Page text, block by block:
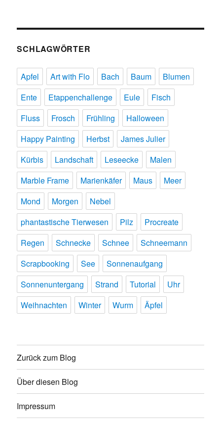
SCHLAGWÖRTER
Apfel Art with Flo Bach Baum
Blumen
Ente
Etappenchallenge Eule
Fisch
Fluss
Frosch Frühling
Halloween
Happy Painting
Herbst
James Julier
Kürbis
Landschaft Leseecke
Malen
Marble Frame
Marienkäfer Maus
Meer
Mond
Morgen
Nebel
phantastische Tierwesen
Pilz
Procreate
Regen
Schnecke Schnee
Schneemann
Scrapbooking
See
Sonnenaufgang
Sonnenuntergang
Strand Tutorial
Uhr
Weihnachten
Winter Wurm Äpfel
Zurück zum Blog
Über diesen Blog
Impressum